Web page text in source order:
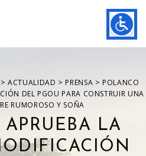
polanco
>ACTUALIDAD > PRENSA > POLANCO
DEL PGOU PARA CONSTRUIR UNA
RUMOROSO Y SOÑA
LA